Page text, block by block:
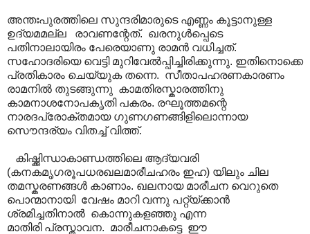
അന്തഃപുരത്തിലെ സുന്ദരിമാരുടെ എണ്ണം കൂട്ടാനുള്ള
ഉദ്യമമല്ല രാവണന്റേത്. ഖരനുൾപ്പെടെ
പതിനാലായിരം പേരെയാണു രാമൻ വധിച്ചത്.
സഹോദരിയെ വെട്ടി മുറിവേൽ‌പ്പിച്ചിരിക്കുന്നു. ഇതിനൊക്കെ
പ്രതികാരം ചെയ്യുക തന്നെ. സീതാപഹരണകാരണം
രാമനിൽ തുടങ്ങുന്നു കാമതിരസ്കാരത്തിനു
കാമനാശനോപകൃതി പകരം. രഘൂത്തമന്റെ
നാരദപ്രോക്തമായ ഗുണഗണങ്ങിളിലൊന്നായ
സൌന്ദര്യം വിതച്ച് വിത്ത്.
കിഷ്ക്കിന്ധാകാണ്ഡത്തിലെ ആദ്യവരി
(കനകമൃഗരൂപധരഖലമാരീചഹരം ഇഹ) യിലും ചില
തമസ്കരണങ്ങൾ കാണാം. ഖലനായ മാരീചന വെറുതെ
പൊന്മാനായി വേഷം മാറി വന്നു പറ്റ്യ്ക്കാൻ
ശ്രമിച്ചതിനാൽ കൊന്നുകളഞ്ഞു എന്ന
മാതിരി പ്രസ്താവന. മാരീചനാകട്ടെ ഈ